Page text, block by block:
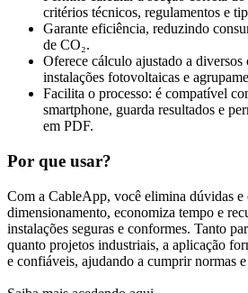
critérios técnicos, regulamentos e
Garante eficiência, reduzindo
de CO₂.
Oferece cálculo ajustado a
instalações fotovoltaicas e
Facilita o processo: é compatível
smartphone, guarda resultados e
em PDF.
Por que usar?
Com a CableApp, você elimina dúvidas e
dimensionamento, economiza tempo e
instalações seguras e conformes. Tanto
quanto projetos industriais, a aplicação
e confiáveis, ajudando a cumprir normas